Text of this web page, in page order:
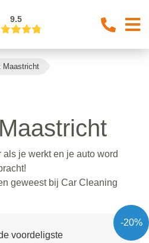
9.5
Maastricht
je werkt en je auto word
geweest bij Car Cleaning
-20%
voordeligste